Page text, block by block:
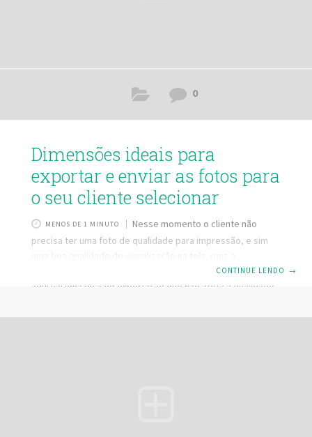
0
Dimensões ideais para
exportar e enviar as fotos para
o seu cliente selecionar
MENOS DE 1 MINUTO
Nesse momento o cliente não
precisa ter uma foto de qualidade para impressão, e sim
uma boa qualidade de visualização na tela, pois a
aprovação será feita de um computador ou celular. Então
aqui vai uma dica de exportação que não afeta a qualidade
imprimir/revelar a foto com qualidade: Dimensões: 1170px a
CONTINUE LENDO →